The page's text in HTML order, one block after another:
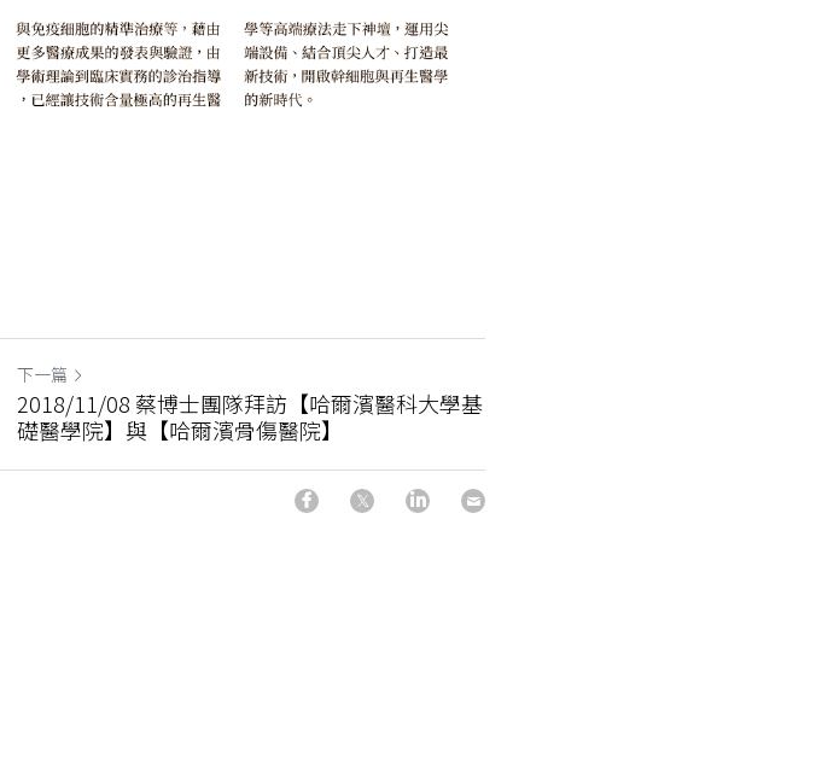
下一篇
2018/11/08 蔡博士團隊拜訪【哈爾濱醫科大學基
礎醫學院】與【哈爾濱骨傷醫院】